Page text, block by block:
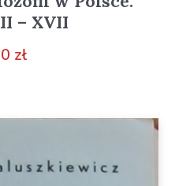
– XVII
zł